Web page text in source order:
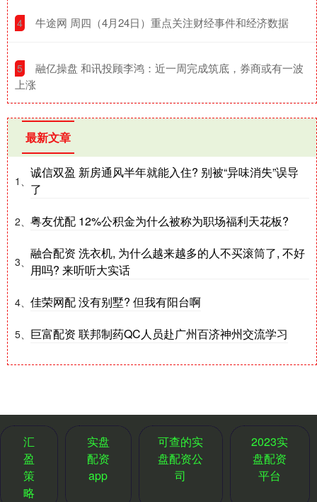
4 ​牛途网 周四（4月24日）重点关注财经事件和经济数据
5
​融亿操盘 和讯投顾李鸿：近一周完成筑底，券商或有一波
上涨
最新文章
1、
诚信双盈 新房通风半年就能入住? 别被“异味消失”误导
了
2、 粤友优配 12%公积金为什么被称为职场福利天花板?
3、
融合配资 洗衣机, 为什么越来越多的人不买滚筒了, 不好
用吗? 来听听大实话
4、 佳荣网配 没有别墅? 但我有阳台啊
5、 巨富配资 联邦制药QC人员赴广州百济神州交流学习
汇
盈
策
略
实盘
配资
app
可查的实
盘配资公
司
2023实
盘配资
平台